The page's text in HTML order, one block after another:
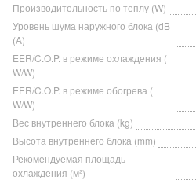
Производительность по теплу (W)
Уровень шума наружного блока (dB
(A)
EER/C.O.P. в режиме охлаждения (
W/W)
EER/C.O.P. в режиме обогрева (
W/W)
Вес внутреннего блока (kg)
Высота внутреннего блока (mm)
Рекомендуемая площадь
охлаждения (м²)